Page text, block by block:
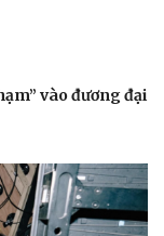
vào đương đại